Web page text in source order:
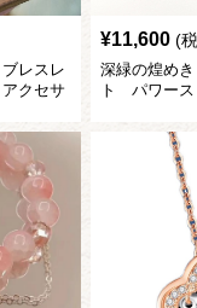
レスレ
クセサ
¥11,600 (
深緑の煌め
ト パワース